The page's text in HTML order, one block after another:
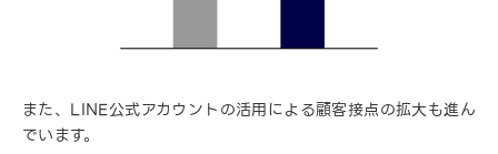
また、LINE公式アカウントの活用による顧客接点の拡大も進ん
でいます。